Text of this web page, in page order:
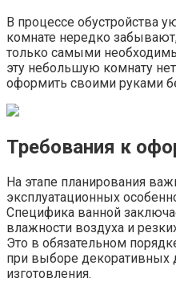
В процессе обустройства
комнате нередко
только самыми
эту небольшую комнату
оформить своими руками
Требования к
На этапе планирования
эксплуатационных
Специфика ванной
влажности воздуха и
Это в обязательном
при выборе декоративных
изготовления.